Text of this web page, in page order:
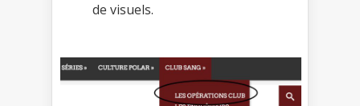
de visuels.